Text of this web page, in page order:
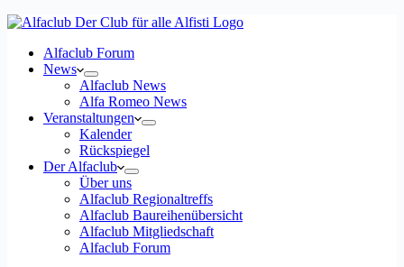
Alfaclub Forum
News
Alfaclub News
Alfa Romeo News
Veranstaltungen
Kalender
Rückspiegel
Der Alfaclub
Über uns
Alfaclub Regionaltreffs
Alfaclub Baureihenübersicht
Alfaclub Mitgliedschaft
Alfaclub Forum